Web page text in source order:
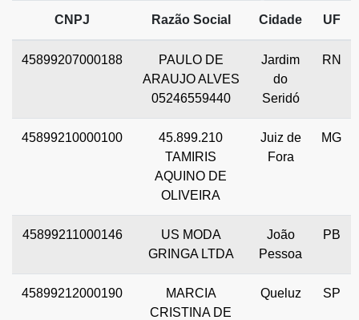
CNPJ Razão Social Cidade UF
45899207000188
PAULO DE
ARAUJO ALVES
05246559440
Jardim
do
Seridó
RN
45899210000100
45.899.210
TAMIRIS
AQUINO DE
OLIVEIRA
Juiz de
Fora
MG
45899211000146
US MODA
GRINGA LTDA
João
Pessoa
PB
45899212000190
MARCIA
CRISTINA DE
Queluz SP